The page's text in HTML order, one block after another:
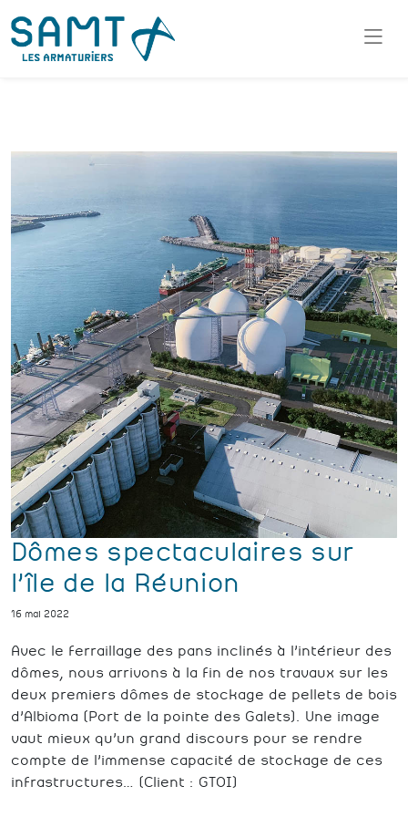
Dômes spectaculaires sur
l’île de la Réunion
16 mai 2022
Avec le ferraillage des pans inclinés à l’intérieur des
dômes, nous arrivons à la fin de nos travaux sur les
deux premiers dômes de stockage de pellets de bois
d’Albioma (Port de la pointe des Galets). Une image
vaut mieux qu’un grand discours pour se rendre
compte de l’immense capacité de stockage de ces
infrastructures… (Client : GTOI)